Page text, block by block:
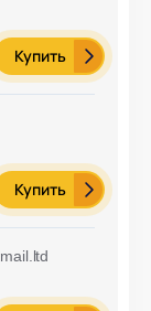
Купить
Купить